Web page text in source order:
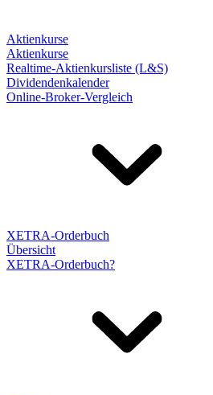
Aktienkurse
Aktienkurse
Realtime-Aktienkursliste (L&S)
Dividendenkalender
Online-Broker-Vergleich
XETRA-Orderbuch
Übersicht
XETRA-Orderbuch?